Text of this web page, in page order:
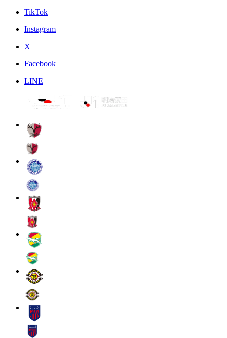
TikTok
Instagram
X
Facebook
LINE